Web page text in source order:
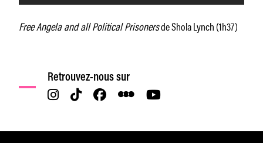
Free Angela and all Political Prisonersde Shola Lynch (1h37)
Retrouvez-nous sur